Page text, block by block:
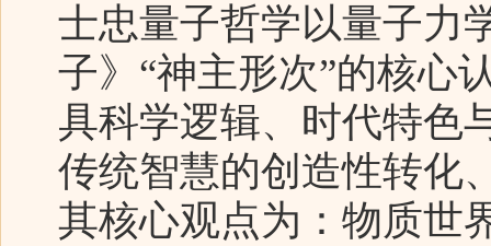
士忠量子哲学以量子力
子》“神主形次”的核心
具科学逻辑、时代特色
传统智慧的创造性转化
其核心观点为：物质世